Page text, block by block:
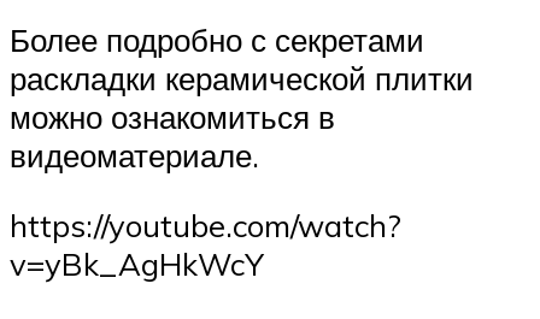
Более подробно с секретами
раскладки керамической плитки
можно ознакомиться в
видеоматериале.
https://youtube.com/watch?
v=yBk_AgHkWcY